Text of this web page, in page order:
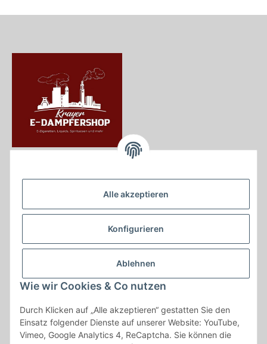
Alle akzeptieren
Konfigurieren
Ablehnen
Wie wir Cookies & Co nutzen
Durch Klicken auf „Alle akzeptieren“ gestatten Sie den
Einsatz folgender Dienste auf unserer Website: YouTube,
Vimeo, Google Analytics 4, ReCaptcha. Sie können die
Krayerstraße 249
Tel.:0201555402
info@krayer-edampfer-shop.de
Gesetzliche Informationen
Informationen
Vertrag widerrufen
* Alle Preise inkl. gesetzlicher USt., zzgl.Versand